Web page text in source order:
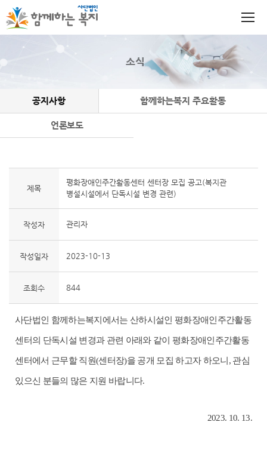
소식
공지사항 함께하는복지 주요활동
언론보도
제목
평화장애인주간활동센터 센터장 모집 공고(복지관
병설시설에서 단독시설 변경 관련)
작성자 관리자
작성일자 2023-10-13
조회수 844
사단법인 함께하는복지에서는 산하시설인 평화장애인주간활동
센터의 단독시설 변경과 관련 아래와 같이 평화장애인주간활동
센터에서 근무할 직원(센터장)을 공개 모집 하고자 하오니 , 관심
있으신 분들의 많은 지원 바랍니다.
2023. 10. 13.